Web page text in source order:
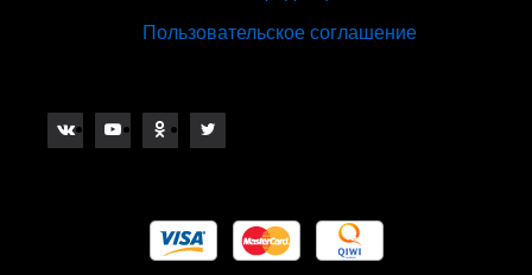
Пользовательское соглашение